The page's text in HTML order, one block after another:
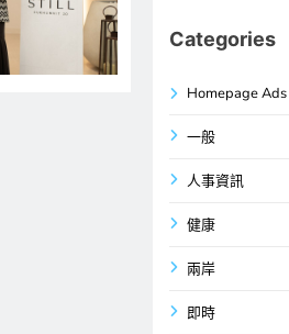
Categories
Homepage Ads
一般
人事資訊
健康
兩岸
即時